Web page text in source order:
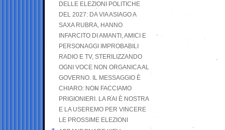
DELLE ELEZIONI POLITICHE
DEL 2027: DA VIA ASIAGO A
SAXA RUBRA, HANNO
INFARCITO DI AMANTI, AMICI E
PERSONAGGI IMPROBABILI
RADIO E TV, STERILIZZANDO
OGNI VOCE NON ORGANICA AL
GOVERNO. IL MESSAGGIO È
CHIARO: NON FACCIAMO
PRIGIONIERI. LA RAI È NOSTRA
E LA USEREMO PER VINCERE
LE PROSSIME ELEZIONI